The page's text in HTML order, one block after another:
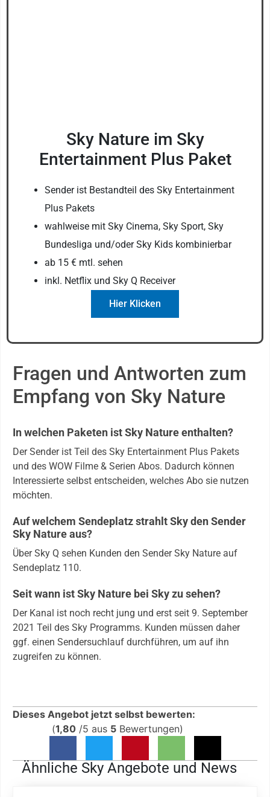
Sky Nature im Sky
Entertainment Plus Paket
Sender ist Bestandteil des Sky Entertainment
Plus Pakets
wahlweise mit Sky Cinema, Sky Sport, Sky
Bundesliga und/oder Sky Kids kombinierbar
ab 15 € mtl. sehen
inkl. Netflix und Sky Q Receiver
Hier Klicken
Fragen und Antworten zum
Empfang von Sky Nature
In welchen Paketen ist Sky Nature enthalten?
Der Sender ist Teil des Sky Entertainment Plus Pakets
und des WOW Filme & Serien Abos. Dadurch können
Interessierte selbst entscheiden, welches Abo sie nutzen
möchten.
Auf welchem Sendeplatz strahlt Sky den Sender
Sky Nature aus?
Über Sky Q sehen Kunden den Sender Sky Nature auf
Sendeplatz 110.
Seit wann ist Sky Nature bei Sky zu sehen?
Der Kanal ist noch recht jung und erst seit 9. September
2021 Teil des Sky Programms. Kunden müssen daher
ggf. einen Sendersuchlauf durchführen, um auf ihn
zugreifen zu können.
Dieses Angebot jetzt selbst bewerten:
(1,80 /5 aus 5 Bewertungen)
Ähnliche Sky Angebote und News